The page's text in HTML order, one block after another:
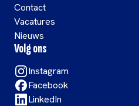
Contact
Vacatures
Nieuws
Volg ons
Instagram
Facebook
LinkedIn